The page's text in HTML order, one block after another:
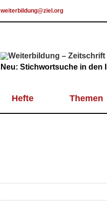
weiterbildung@ziel.org
Neu: Stichwortsuche in den
Hefte Themen